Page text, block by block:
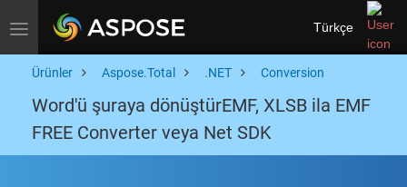
Toggle navigation Türkçe
Ürünler Aspose.Total .NET Conversion
Word'ü şuraya dönüştürEMF, XLSB ila EMF
FREE Converter veya Net SDK